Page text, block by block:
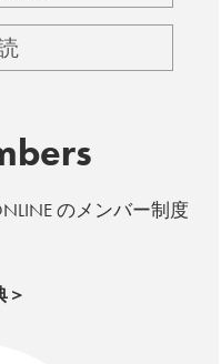
のメンバー制度
＞